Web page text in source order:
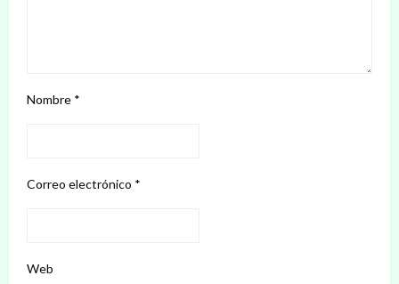
Nombre *
Correo electrónico *
Web